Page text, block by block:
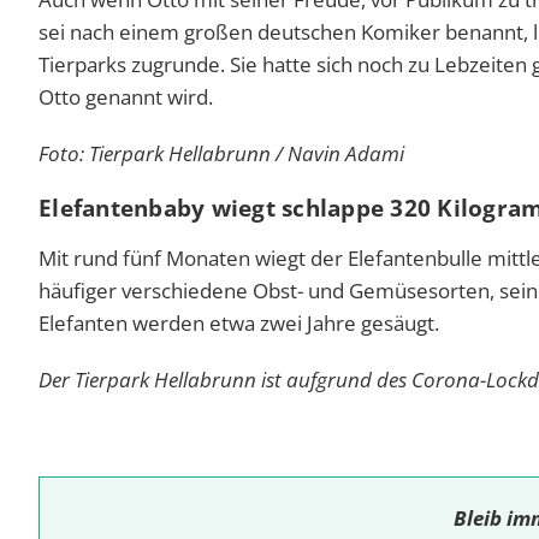
sei nach einem großen deutschen Komiker
Tierparks zugrunde. Sie hatte sich noch zu
Otto genannt wird.
Foto: Tierpark Hellabrunn / Navin Adami
Elefantenbaby wiegt schlappe 320
Mit rund fünf Monaten wiegt der Elefantenbulle
häufiger verschiedene Obst- und Gemüsesorten,
Elefanten werden etwa zwei Jahre gesäugt.
Der Tierpark Hellabrunn ist aufgrund des Corona-
Bleib